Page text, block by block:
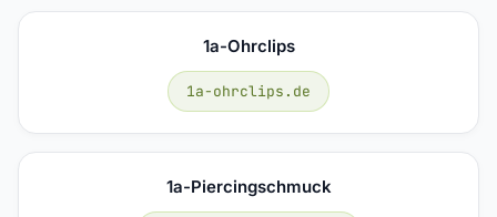
1a-Ohrclips
1a-ohrclips.de
1a-Piercingschmuck